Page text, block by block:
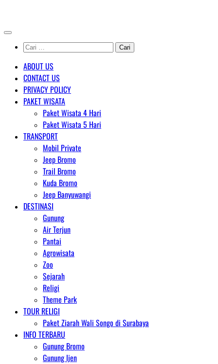
content
Cari
untuk:
ABOUT US
CONTACT US
PRIVACY POLICY
PAKET WISATA
Paket Wisata 4 Hari
Paket Wisata 5 Hari
TRANSPORT
Mobil Private
Jeep Bromo
Trail Bromo
Kuda Bromo
Jeep Banyuwangi
DESTINASI
Gunung
Air Terjun
Pantai
Agrowisata
Zoo
Sejarah
Religi
Theme Park
TOUR RELIGI
Paket Ziarah Wali Songo di Surabaya
INFO TERBARU
Gunung Bromo
Gunung Ijen